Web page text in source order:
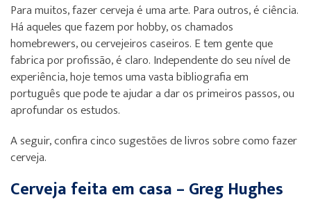
Para muitos, fazer cerveja é uma arte. Para outros, é ciência.
Há aqueles que fazem por hobby, os chamados
homebrewers, ou cervejeiros caseiros. E tem gente que
fabrica por profissão, é claro. Independente do seu nível de
experiência, hoje temos uma vasta bibliografia em
português que pode te ajudar a dar os primeiros passos, ou
aprofundar os estudos.
A seguir, confira cinco sugestões de livros sobre como fazer
cerveja.
Cerveja feita em casa – Greg Hughes